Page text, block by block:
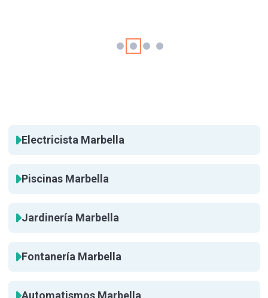
Electricista Marbella
Piscinas Marbella
Jardinería Marbella
Fontanería Marbella
Automatismos Marbella